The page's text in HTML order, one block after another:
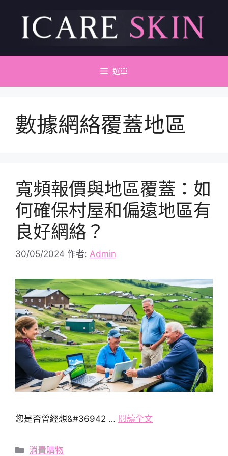
內
選單
數據網絡覆蓋地區
寬頻報價與地區覆蓋：如
何確保村屋和偏遠地區有
良好網絡？
30/05/2024 作者: Admin
您是否曾經想&#36942 … 閱讀全文
分
消費購物